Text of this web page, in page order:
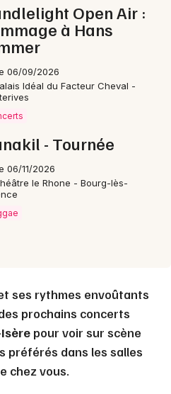
Open Air :
à Hans
06/09/2026
Idéal du Facteur Cheval -
- Tournée
06/11/2026
le Rhone - Bourg-lès-
ses rythmes envoûtants
prochains concerts
pour voir sur scène
préférés dans les salles
chez vous.